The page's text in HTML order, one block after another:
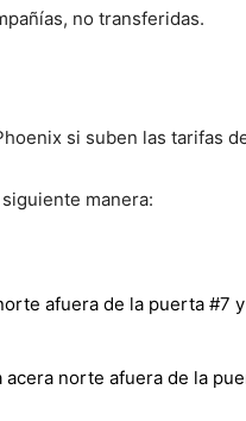
no transferidas.
manera:
afuera de la puerta #7
norte afuera de la